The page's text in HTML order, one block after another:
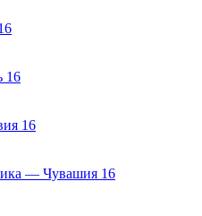
16
16
— Чувашия 16